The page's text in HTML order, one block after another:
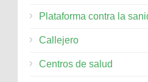
Plataforma contra la
Callejero
Centros de salud